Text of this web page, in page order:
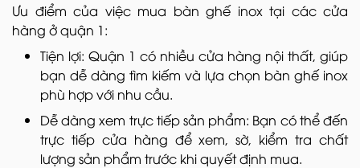
Ưu điểm của việc mua bàn ghế inox tại các cửa
hàng ở quận 1:
Tiện lợi: Quận 1 có nhiều cửa hàng nội thất, giúp
bạn dễ dàng tìm kiếm và lựa chọn bàn ghế inox
phù hợp với nhu cầu.
Dễ dàng xem trực tiếp sản phẩm: Bạn có thể đến
trực tiếp cửa hàng để xem, sờ, kiểm tra chất
lượng sản phẩm trước khi quyết định mua.